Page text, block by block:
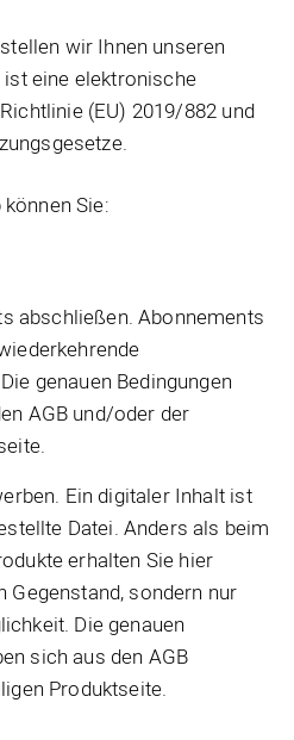
wir Ihnen unseren
ist eine elektronische
(EU) 2019/882 und
Sie:
abschließen. Abonnements
genauen Bedingungen
AGB und/oder der
Ein digitaler Inhalt ist
Datei. Anders als beim
erhalten Sie hier
Gegenstand, sondern nur
Die genauen
sich aus den AGB
Produktseite.